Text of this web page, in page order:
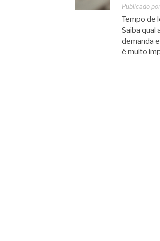
Publicado por
Tempo de
Saiba qual
demanda
é muito